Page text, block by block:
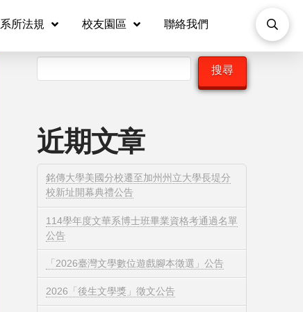
系所法規 校友園區 聯絡我們
搜尋
近期文章
銘傳大學美國分校遷至加州州立大學長堤分
校新址開幕典禮公告
114學年度文華系博士班畢業資格考通過名單
公告
「2026臺灣文學數位遊戲腳本徵選」公告
2026「後生文學獎」徵文公告